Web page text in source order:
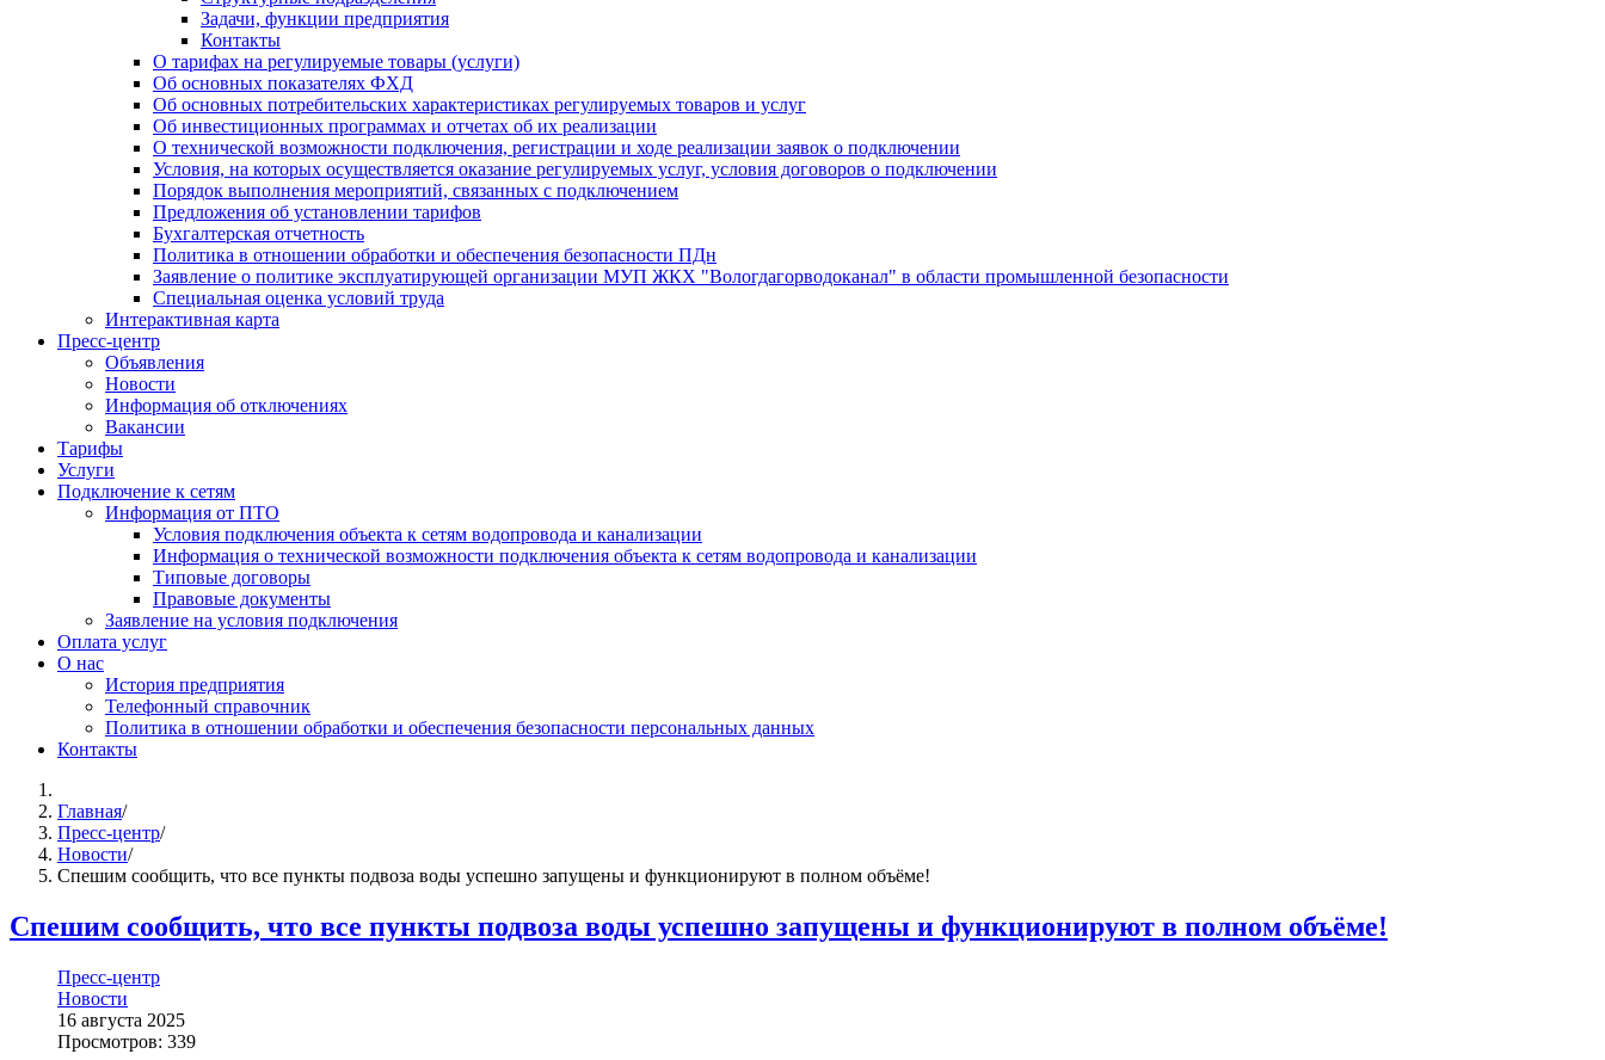
Задачи, функции предприятия
Контакты
О тарифах на регулируемые товары (услуги)
Об основных показателях ФХД
Об основных потребительских характеристиках регулируемых товаров и услуг
Об инвестиционных программах и отчетах об их реализации
О технической возможности подключения, регистрации и ходе реализации заявок о подключении
Условия, на которых осуществляется оказание регулируемых услуг, условия договоров о подключении
Порядок выполнения мероприятий, связанных с подключением
Предложения об установлении тарифов
Бухгалтерская отчетность
Политика в отношении обработки и обеспечения безопасности ПДн
Заявление о политике эксплуатирующей организации МУП ЖКХ "Вологдагорводоканал" в области промышленной безопасности
Специальная оценка условий труда
Интерактивная карта
Пресс-центр
Объявления
Новости
Информация об отключениях
Вакансии
Тарифы
Услуги
Подключение к сетям
Информация от ПТО
Условия подключения объекта к сетям водопровода и канализации
Информация о технической возможности подключения объекта к сетям водопровода и канализации
Типовые договоры
Правовые документы
Заявление на условия подключения
Оплата услуг
О нас
История предприятия
Телефонный справочник
Политика в отношении обработки и обеспечения безопасности персональных данных
Контакты
Главная/
Пресс-центр/
Новости/
Спешим сообщить, что все пункты подвоза воды успешно запущены и функционируют в полном объёме!
Спешим сообщить, что все пункты подвоза воды успешно запущены и функционируют в полном объёме!
Пресс-центр
Новости
16 августа 2025
Просмотров: 339